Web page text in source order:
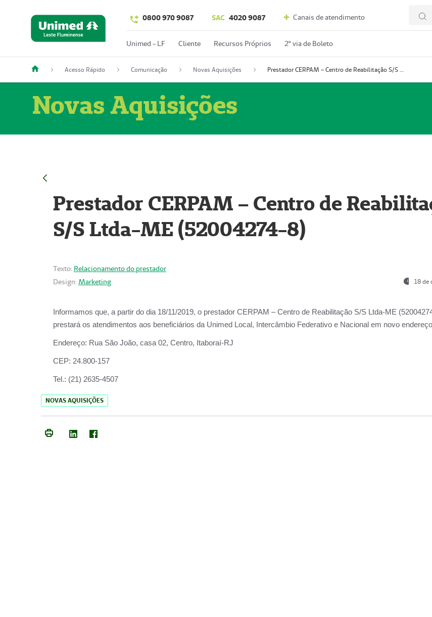
0800 970 9087 SAC 4020 9087 Canais de atendimento
Unimed - LF Cliente Recursos Próprios 2º via de Boleto
Acesso Rápido Comunicação Novas Aquisições Prestador CERPAM – Centro de Reabilitação S/S Ltda-ME (52004274-8)
Novas Aquisições
Prestador CERPAM – Centro de
S/S Ltda-ME (52004274-8)
Texto: Relacionamento do prestador
Design: Marketing 18 de
Informamos que, a partir do dia 18/11/2019, o prestador CERPAM – Centro de Reabilitação S/S Ltda-ME
prestará os atendimentos aos beneficiários da Unimed Local, Intercâmbio Federativo e Nacional em novo
Endereço: Rua São João, casa 02, Centro, Itaboraí-RJ
CEP: 24.800-157
Tel.: (21) 2635-4507
NOVAS AQUISIÇÕES